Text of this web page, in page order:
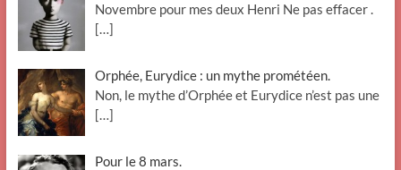
Novembre pour mes deux Henri Ne pas effacer .
[…]
Orphée, Eurydice : un mythe prométéen.
Non, le mythe d’Orphée et Eurydice n’est pas une
[…]
Pour le 8 mars.